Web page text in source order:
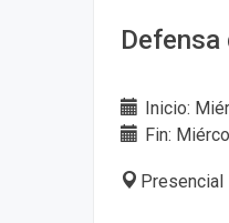
Defensa
Inicio:
Fin:
Presencial